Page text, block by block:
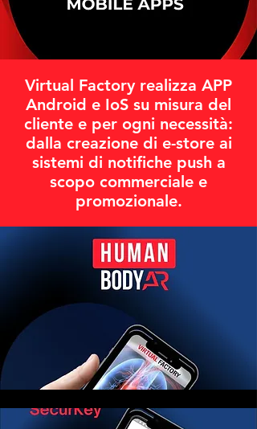
Virtual Factory realizza APP
Android e IoS su misura del
cliente e per ogni necessità:
dalla creazione di e-store ai
sistemi di notifiche push a
scopo commerciale e
promozionale.